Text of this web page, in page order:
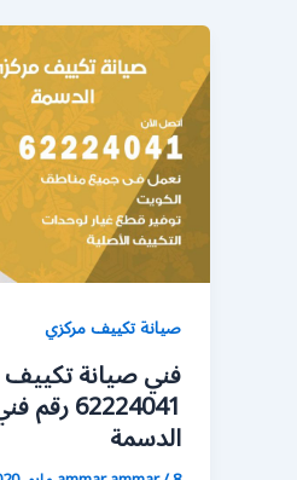
صيانة تكييف مركزي
فني صيانة
الدسمة